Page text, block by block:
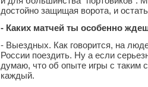
достойно защищая ворота, и
- Каких матчей ты особенно
- Выездных. Как говорится, на
России поездить. Ну а если
думаю, что об опыте игры с таким
каждый.